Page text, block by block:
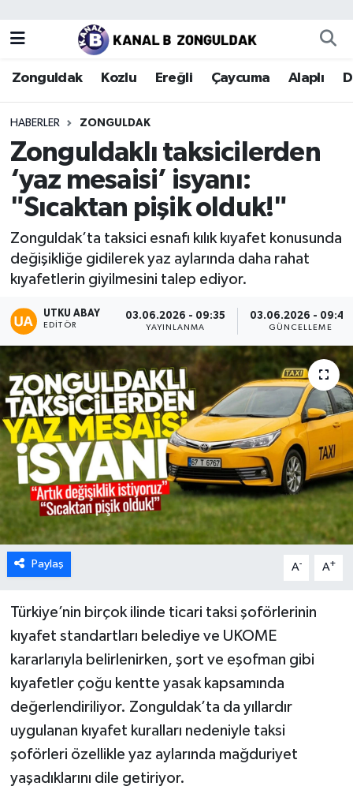
Zonguldak Kozlu Ereğli Çaycuma Alaplı
HABERLER ZONGULDAK
Zonguldaklı taksicilerden
‘yaz mesaisi’ isyanı:
"Sıcaktan pişik olduk!"
Zonguldak’ta taksici esnafı kılık kıyafet konusunda
değişikliğe gidilerek yaz aylarında daha rahat
kıyafetlerin giyilmesini talep ediyor.
UTKU ABAY
EDITÖR
03.06.2026 - 09:35
YAYINLANMA
03.06.2026 - 09:47
GÜNCELLEME
Paylaş A- A+
Türkiye’nin birçok ilinde ticari taksi şoförlerinin
kıyafet standartları belediye ve UKOME
kararlarıyla belirlenirken, şort ve eşofman gibi
kıyafetler çoğu kentte yasak kapsamında
değerlendiriliyor. Zonguldak’ta da yıllardır
uygulanan kıyafet kuralları nedeniyle taksi
şoförleri özellikle yaz aylarında mağduriyet
yaşadıklarını dile getiriyor.
Zonguldak
Kozlu
Çaycuma
Alaplı
Devrek
Karabük
Spor
Ulusal
Zonguldak Nöbetçi Eczaneler
Zonguldak Hava Durumu
Zonguldak Trafik Yoğunluk Haritası
Puan Durumu ve Fikstür
Tüm Manşetler
Son Dakika Haberleri